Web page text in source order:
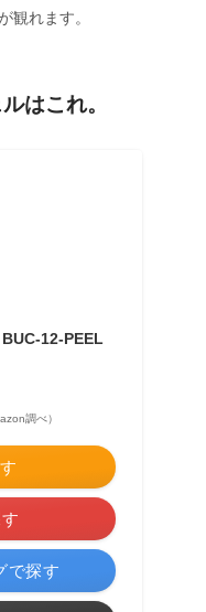
観れます。
はこれ。
12-PEEL
調べ）
で探す